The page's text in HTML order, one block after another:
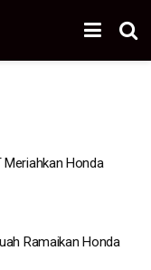
Honda
Ramaikan Honda